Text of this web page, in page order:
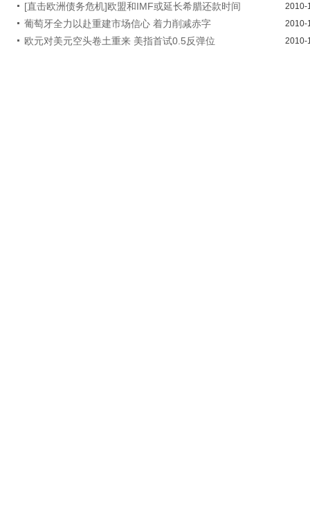
[直击欧洲债务危机]欧盟和IMF或延长希腊还款时间 2010-
葡萄牙全力以赴重建市场信心 着力削减赤字 2010-
欧元对美元空头卷土重来 美指首试0.5反弹位 2010-